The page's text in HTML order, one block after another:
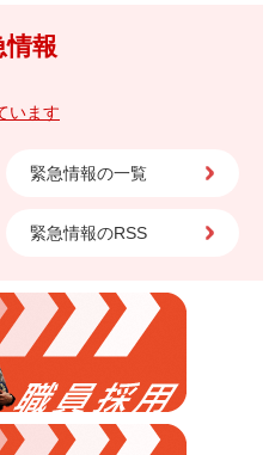
情報
います
緊急情報の一覧
緊急情報のRSS